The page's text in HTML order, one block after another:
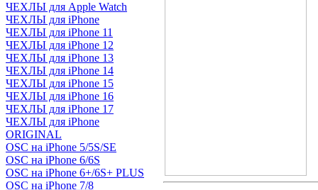
ЧЕХЛЫ для Apple Watch
ЧЕХЛЫ для iPhone
ЧЕХЛЫ для iPhone 11
ЧЕХЛЫ для iPhone 12
ЧЕХЛЫ для iPhone 13
ЧЕХЛЫ для iPhone 14
ЧЕХЛЫ для iPhone 15
ЧЕХЛЫ для iPhone 16
ЧЕХЛЫ для iPhone 17
ЧЕХЛЫ для iPhone
ORIGINAL
OSC на iPhone 5/5S/SE
OSC на iPhone 6/6S
OSC на iPhone 6+/6S+ PLUS
OSC на iPhone 7/8